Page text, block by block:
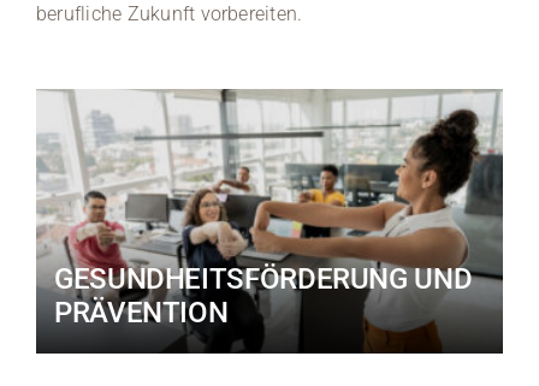
berufliche Zukunft vorbereiten.
GESUNDHEITSFÖRDERUNG UND
PRÄVENTION